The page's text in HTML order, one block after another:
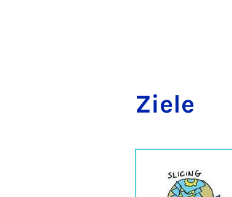
Ziele